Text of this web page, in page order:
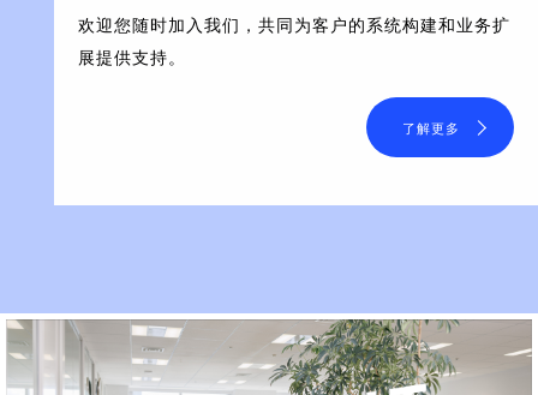
欢迎您随时加入我们，共同为客户的系统构建和业务扩
展提供支持。
了解更多